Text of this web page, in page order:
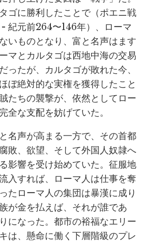
ゴに勝利したことで（ポエニ戦
紀元前264〜146年）、ローマ
いものとなり、富と名声はます
マとカルタゴは西地中海の交易
ったが、カルタゴが敗れた今、
ぼ絶対的な実権を獲得したこと
たちの襲撃が、依然としてロー
全な支配を妨げていた。
名声が高まる一方で、その首都
敗、欲望、そして外国人奴隷へ
影響を受け始めていた。征服地
入すれば、ローマ人は仕事を奪
たローマ人の集団は暴漢に成り
が金を払えば、それが誰であ
になった。都市の裕福なエリー
は、懸命に働く下層階級のプレ